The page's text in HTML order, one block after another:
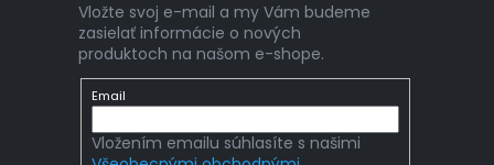
Vložte svoj e-mail a my Vám budeme
zasielať informácie o nových
produktoch na našom e-shope.
Email
Vložením emailu súhlasíte s našimi